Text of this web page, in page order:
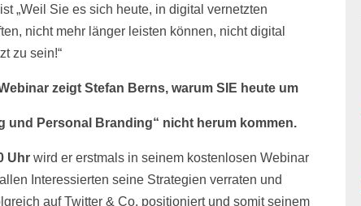
„Weil Sie es sich heute, in digital vernetzten
nicht mehr länger leisten können, nicht digital
zu sein!“
zeigt Stefan Berns, warum SIE heute um
und Personal Branding“ nicht herum kommen.
Uhr wird er erstmals in seinem kostenlosen Webinar
Interessierten seine Strategien verraten und
auf Twitter & Co. positioniert und somit seinem